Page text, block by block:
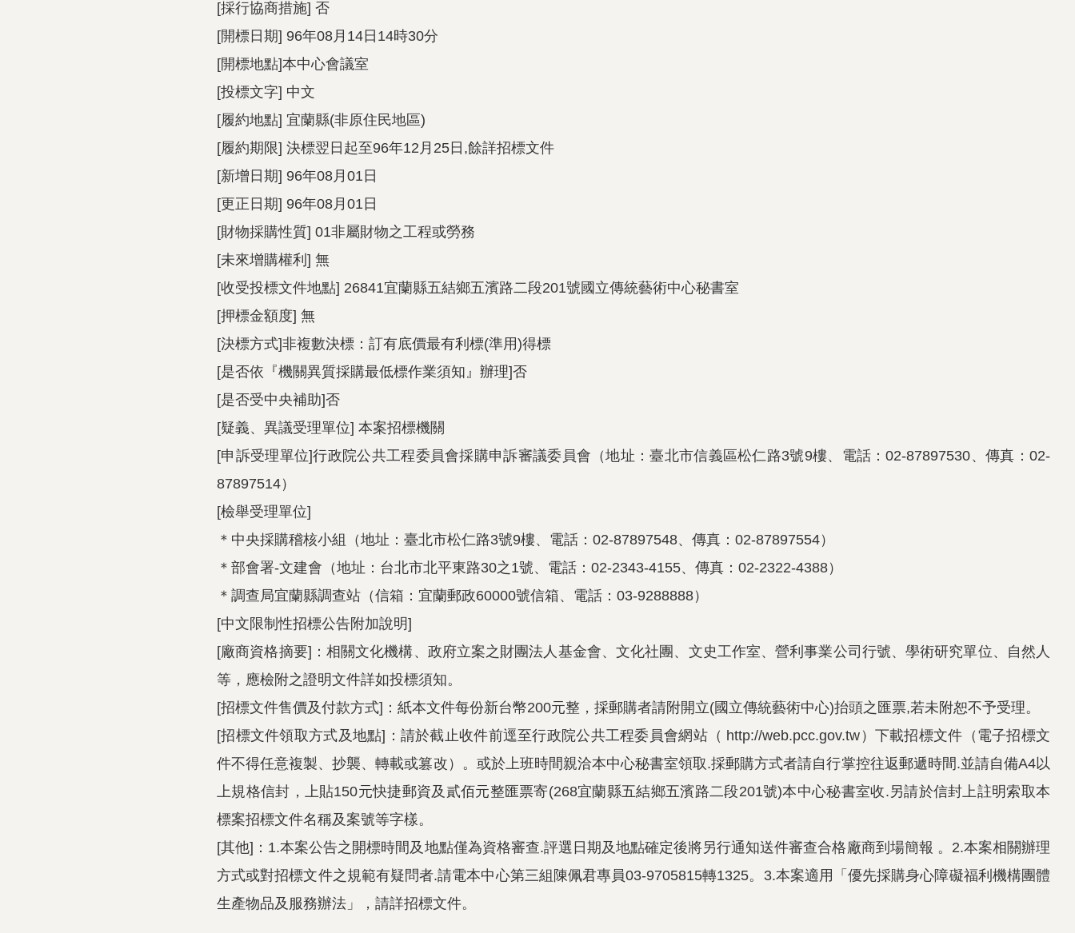
[採行協商措施] 否
[開標日期] 96年08月14日14時30分
[開標地點]本中心會議室
[投標文字] 中文
[履約地點] 宜蘭縣(非原住民地區)
[履約期限] 決標翌日起至96年12月25日,餘詳招標文件
[新增日期] 96年08月01日
[更正日期] 96年08月01日
[財物採購性質] 01非屬財物之工程或勞務
[未來增購權利] 無
[收受投標文件地點] 26841宜蘭縣五結鄉五濱路二段201號國立傳統藝術中心秘書室
[押標金額度] 無
[決標方式]非複數決標：訂有底價最有利標(準用)得標
[是否依『機關異質採購最低標作業須知』辦理]否
[是否受中央補助]否
[疑義、異議受理單位] 本案招標機關
[申訴受理單位]行政院公共工程委員會採購申訴審議委員會（地址：臺北市信義區松仁路3號9樓、電話：02-87897530、傳真：02-
87897514）
[檢舉受理單位]
＊中央採購稽核小組（地址：臺北市松仁路3號9樓、電話：02-87897548、傳真：02-87897554）
＊部會署-文建會（地址：台北市北平東路30之1號、電話：02-2343-4155、傳真：02-2322-4388）
＊調查局宜蘭縣調查站（信箱：宜蘭郵政60000號信箱、電話：03-9288888）
[中文限制性招標公告附加說明]
[廠商資格摘要]：相關文化機構、政府立案之財團法人基金會、文化社團、文史工作室、營利事業公司行號、學術研究單位、自然人
等，應檢附之證明文件詳如投標須知。
[招標文件售價及付款方式]：紙本文件每份新台幣200元整，採郵購者請附開立(國立傳統藝術中心)抬頭之匯票,若未附恕不予受理。
[招標文件領取方式及地點]：請於截止收件前逕至行政院公共工程委員會網站（ http://web.pcc.gov.tw）下載招標文件（電子招標文
件不得任意複製、抄襲、轉載或篡改）。或於上班時間親洽本中心秘書室領取.採郵購方式者請自行掌控往返郵遞時間.並請自備A4以
上規格信封，上貼150元快捷郵資及貳佰元整匯票寄(268宜蘭縣五結鄉五濱路二段201號)本中心秘書室收.另請於信封上註明索取本
標案招標文件名稱及案號等字樣。
[其他]：1.本案公告之開標時間及地點僅為資格審查.評選日期及地點確定後將另行通知送件審查合格廠商到場簡報 。2.本案相關辦理
方式或對招標文件之規範有疑問者.請電本中心第三組陳佩君專員03-9705815轉1325。3.本案適用「優先採購身心障礙福利機構團體
生產物品及服務辦法」，請詳招標文件。